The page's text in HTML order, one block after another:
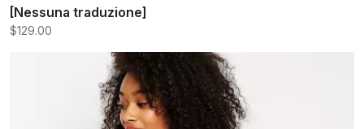
[Nessuna traduzione]
$129.00